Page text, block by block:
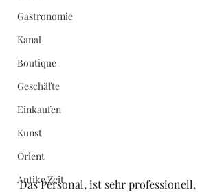
Gastronomie
Kanal
Boutique
Geschäfte
Einkaufen
Kunst
Orient
Antike Zeit
Das Personal, ist sehr professionell,